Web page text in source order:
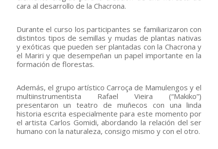
cara al desarrollo de la Chacrona.
Durante el curso los participantes se familiarizaron con
distintos tipos de semillas y mudas de plantas nativas
y exóticas que pueden ser plantadas con la Chacrona y
el Mariri y que desempeñan un papel importante en la
formación de florestas.
Además, el grupo artístico Carroça de Mamulengos y el
multiinstrumentista Rafael Vieira (“Makiko”)
presentaron un teatro de muñecos con una linda
historia escrita especialmente para este momento por
el artista Carlos Gomidi, abordando la relación del ser
humano con la naturaleza, consigo mismo y con el otro.